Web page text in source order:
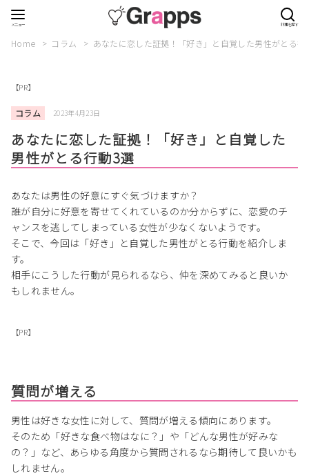
Home コラム あなたに恋した証拠！「好き」と自覚した男性がとる行
【PR】
コラム 2023年4月23日
あなたに恋した証拠！「好き」と自覚した
男性がとる行動3選
あなたは男性の好意にすぐ気づけますか？
誰が自分に好意を寄せてくれているのか分からずに、恋愛のチ
ャンスを逃してしまっている女性が少なくないようです。
そこで、今回は「好き」と自覚した男性がとる行動を紹介しま
す。
相手にこうした行動が見られるなら、仲を深めてみると良いか
もしれません。
【PR】
質問が増える
男性は好きな女性に対して、質問が増える傾向にあります。
そのため「好きな食べ物はなに？」や「どんな男性が好みな
の？」など、あらゆる角度から質問されるなら期待して良いかも
しれません。